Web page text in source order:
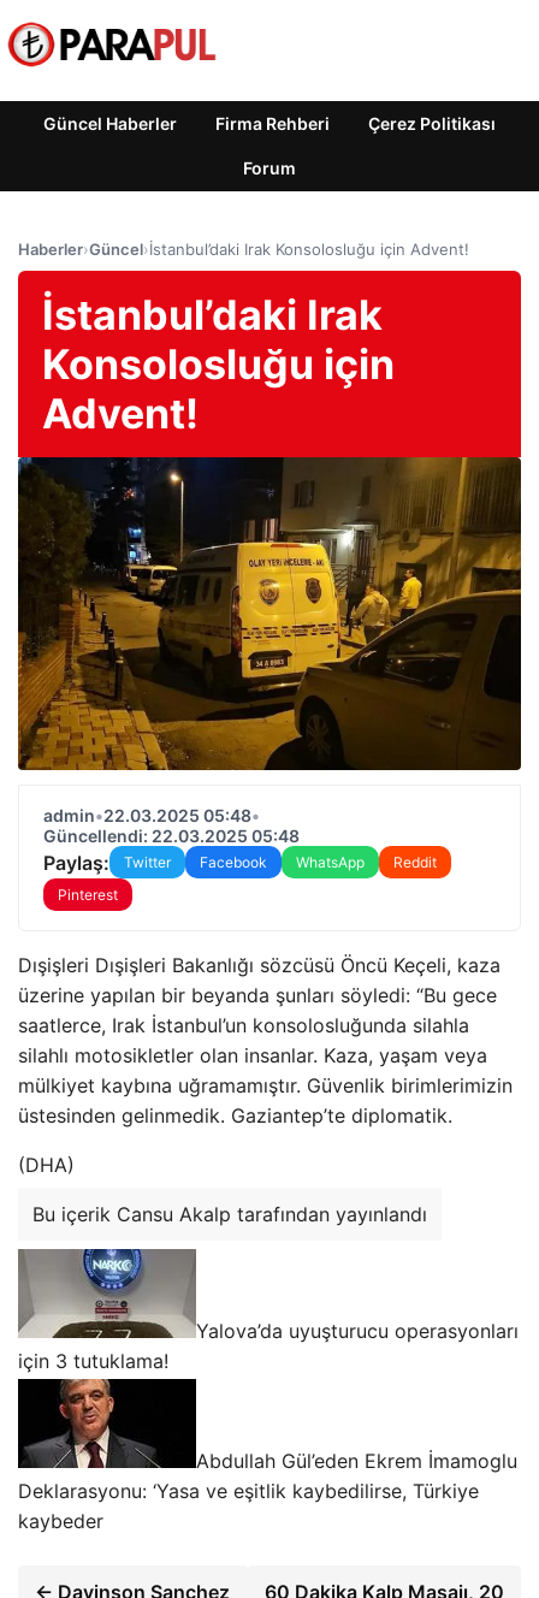
Güncel Haberler Firma Rehberi Çerez Politikası
Forum
Haberler›Güncel›İstanbul’daki Irak Konsolosluğu için Advent!
İstanbul’daki Irak
Konsolosluğu için
Advent!
admin•22.03.2025 05:48•
Güncellendi: 22.03.2025 05:48
Paylaş: Twitter Facebook WhatsApp
Reddit
Pinterest
Dışişleri Dışişleri Bakanlığı sözcüsü Öncü Keçeli, kaza
üzerine yapılan bir beyanda şunları söyledi: “Bu gece
saatlerce, Irak İstanbul’un konsolosluğunda silahla
silahlı motosikletler olan insanlar. Kaza, yaşam veya
mülkiyet kaybına uğramamıştır. Güvenlik birimlerimizin
üstesinden gelinmedik. Gaziantep’te diplomatik.
(DHA)
Bu içerik Cansu Akalp tarafından yayınlandı
Yalova’da uyuşturucu operasyonları
için 3 tutuklama!
Abdullah Gül’eden Ekrem İmamoglu
Deklarasyonu: ‘Yasa ve eşitlik kaybedilirse, Türkiye
kaybeder
← Davinson Sanchez
60 Dakika Kalp Masajı, 20